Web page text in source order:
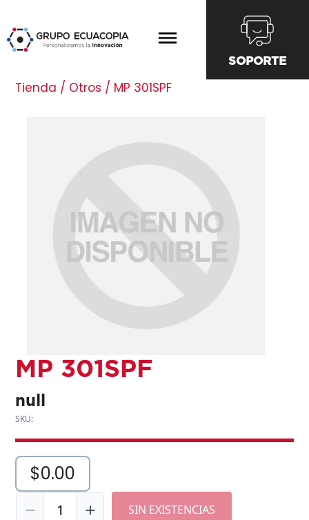
SOPORTE
Tienda / Otros / MP 301SPF
MP 301SPF
null
SKU:
$0.00
1 SIN EXISTENCIAS